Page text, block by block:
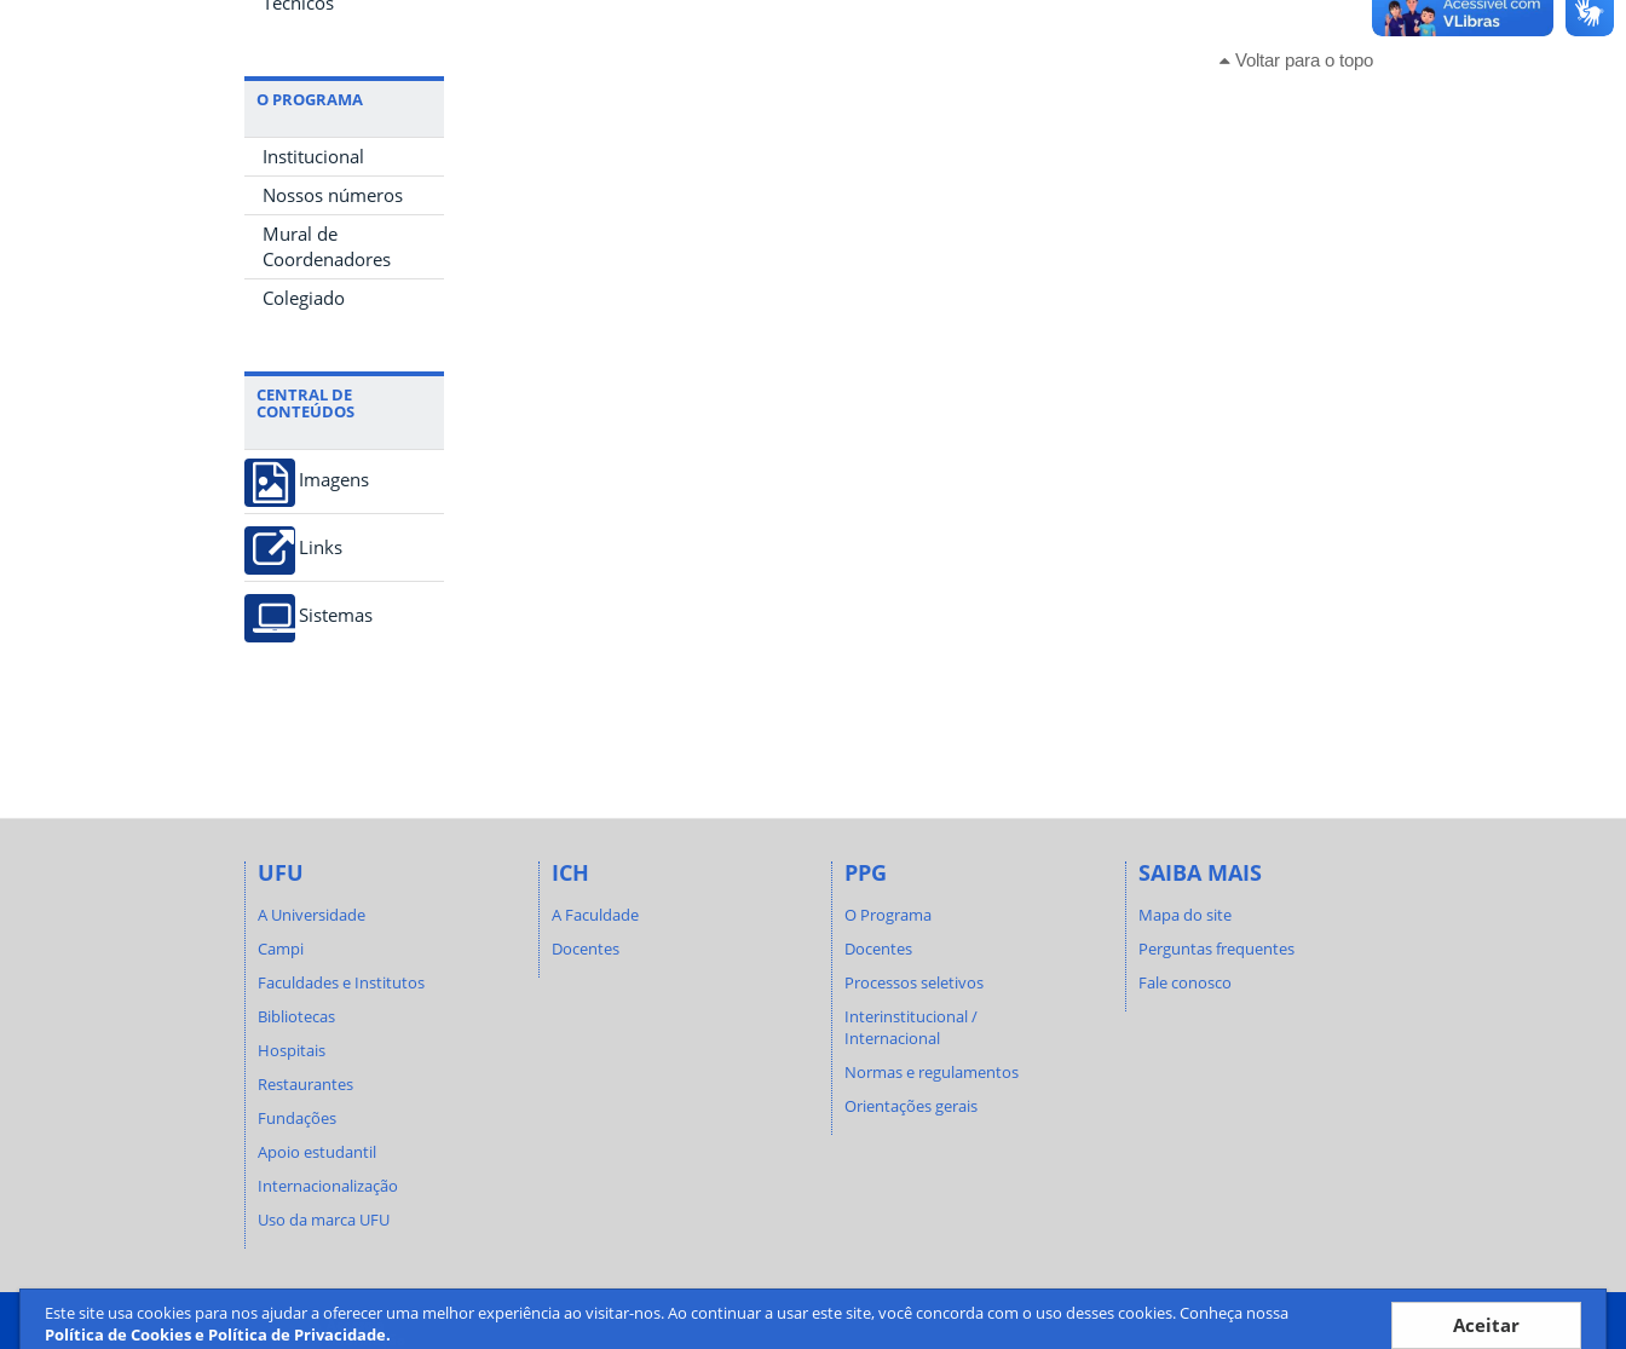
Este site usa cookies para nos ajudar a oferecer uma melhor experiência ao visitar-nos. Ao continuar a usar este site, você concorda com o uso desses cookies. Conheça nossa
Política de Cookies e Política de Privacidade.
Aceitar
O PROGRAMA
Institucional
Nossos números
Mural de
Coordenadores
Colegiado
CENTRAL DE
CONTEÚDOS
Imagens
Links
Sistemas
Voltar para o topo
UFU
A Universidade
Campi
Faculdades e Institutos
Bibliotecas
Hospitais
Restaurantes
Fundações
Apoio estudantil
Internacionalização
Uso da marca UFU
ICH
A Faculdade
Docentes
PPG
O Programa
Docentes
Processos seletivos
Interinstitucional /
Internacional
Normas e regulamentos
Orientações gerais
SAIBA MAIS
Mapa do site
Perguntas frequentes
Fale conosco